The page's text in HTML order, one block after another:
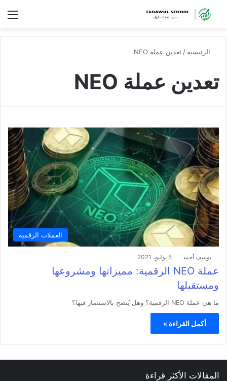
الرئيسية / تعدين عملة NEO
تعدين عملة NEO
العملات الرقمية
يوسف أحمد 5 يوليو، 2021
عملة NEO الرقمية: مميزاتها ومشروعها
ومستقبلها
ما هي عملة NEO الرقمية؟ وهل يُنصح بالاستثمار فيها؟
أكمل القراءة »
المقالات الأكثر قراءة